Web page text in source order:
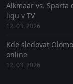
Alkmaar vs. Sparta
ligu v TV
12. 03. 2026
Kde sledovat
online
12. 03. 2026